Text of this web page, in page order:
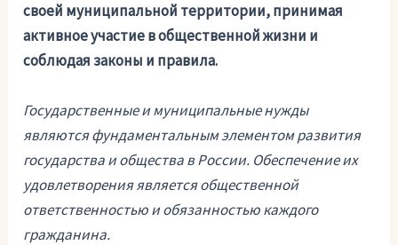
своей муниципальной территории, принимая
активное участие в общественной жизни и
соблюдая законы и правила.
Государственные и муниципальные нужды
являются фундаментальным элементом развития
государства и общества в России. Обеспечение их
удовлетворения является общественной
ответственностью и обязанностью каждого
гражданина.